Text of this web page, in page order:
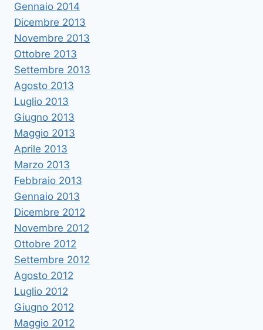
Gennaio 2014
Dicembre 2013
Novembre 2013
Ottobre 2013
Settembre 2013
Agosto 2013
Luglio 2013
Giugno 2013
Maggio 2013
Aprile 2013
Marzo 2013
Febbraio 2013
Gennaio 2013
Dicembre 2012
Novembre 2012
Ottobre 2012
Settembre 2012
Agosto 2012
Luglio 2012
Giugno 2012
Maggio 2012